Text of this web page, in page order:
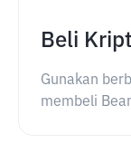
Beli
Gunakan
membeli